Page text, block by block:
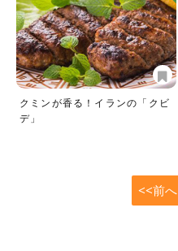
クミンが香る！イランの「クビ
デ」
<<前へ